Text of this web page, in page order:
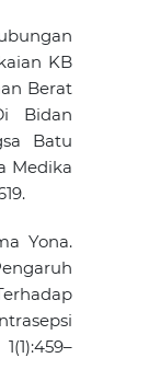
KB
Berat
Bidan
Batu
Medika
Yona.